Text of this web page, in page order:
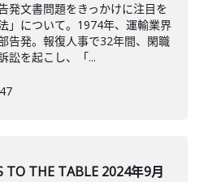
発文書問題をきっかけに注目を
」について。1974年、運輸業界
告発。報復人事で32年間、閑職
訟を起こし、「...
TO THE TABLE 2024年9月